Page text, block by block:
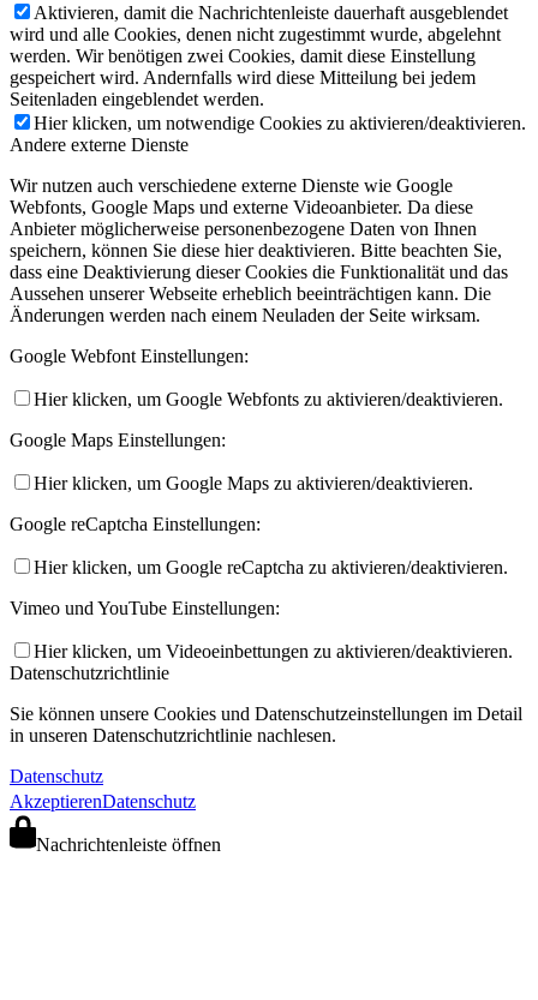
Aktivieren, damit die Nachrichtenleiste dauerhaft ausgeblendet
wird und alle Cookies, denen nicht zugestimmt wurde, abgelehnt
werden. Wir benötigen zwei Cookies, damit diese Einstellung
gespeichert wird. Andernfalls wird diese Mitteilung bei jedem
Seitenladen eingeblendet werden.
Hier klicken, um notwendige Cookies zu aktivieren/deaktivieren.
Andere externe Dienste
Wir nutzen auch verschiedene externe Dienste wie Google
Webfonts, Google Maps und externe Videoanbieter. Da diese
Anbieter möglicherweise personenbezogene Daten von Ihnen
speichern, können Sie diese hier deaktivieren. Bitte beachten Sie,
dass eine Deaktivierung dieser Cookies die Funktionalität und das
Aussehen unserer Webseite erheblich beeinträchtigen kann. Die
Änderungen werden nach einem Neuladen der Seite wirksam.
Google Webfont Einstellungen:
Hier klicken, um Google Webfonts zu aktivieren/deaktivieren.
Google Maps Einstellungen:
Hier klicken, um Google Maps zu aktivieren/deaktivieren.
Google reCaptcha Einstellungen:
Hier klicken, um Google reCaptcha zu aktivieren/deaktivieren.
Vimeo und YouTube Einstellungen:
Hier klicken, um Videoeinbettungen zu aktivieren/deaktivieren.
Datenschutzrichtlinie
Sie können unsere Cookies und Datenschutzeinstellungen im Detail
in unseren Datenschutzrichtlinie nachlesen.
Datenschutz
AkzeptierenDatenschutz
Nachrichtenleiste öffnen